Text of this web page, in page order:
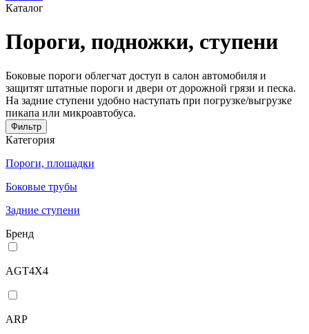
Каталог
Пороги, подножки, ступени
Боковые пороги облегчат доступ в салон автомобиля и
защитят штатные пороги и двери от дорожной грязи и песка.
На задние ступени удобно наступать при погрузке/выгрузке
пикапа или микроавтобуса.
Фильтр
Категория
Пороги, площадки
Боковые трубы
Задние ступени
Бренд
AGT4X4
ARP